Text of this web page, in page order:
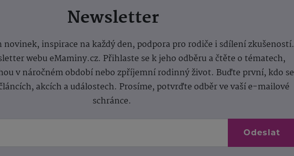
Newsletter
novinek, inspirace na každý den, podpora pro rodiče i sdílení zkušeností.
webu eMaminy.cz. Přihlaste se k jeho odběru a čtěte o tématech,
v náročném období nebo zpříjemní rodinný život. Buďte první, kdo se
akcích a událostech. Prosíme, potvrďte odběr ve vaší e-mailové
schránce.
Odeslat